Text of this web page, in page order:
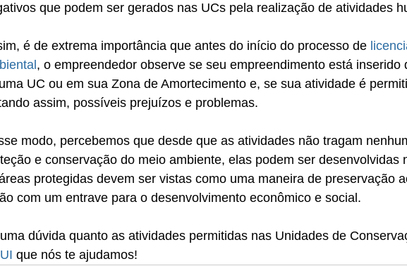
que podem ser gerados nas UCs pela realização de atividades
é de extrema importância que antes do início do processo de
, o empreendedor observe se seu empreendimento está inserido
UC ou em sua Zona de Amortecimento e, se sua atividade é
assim, possíveis prejuízos e problemas.
modo, percebemos que desde que as atividades não tragam
e conservação do meio ambiente, elas podem ser desenvolvidas
protegidas devem ser vistas como uma maneira de preservação
com um entrave para o desenvolvimento econômico e social.
dúvida quanto as atividades permitidas nas Unidades de
que nós te ajudamos!